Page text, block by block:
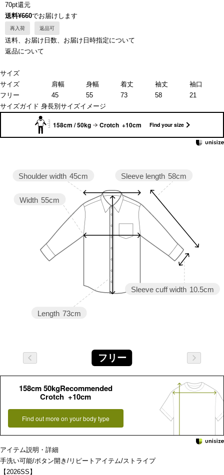
70pt還元
送料¥660でお届けします
再入荷 返品可
送料、お届け日数、お届け日時指定について
返品について
サイズ
サイズ
肩幅 身幅 着丈 袖丈
袖口
フリー
45 55 73 58
21
サイズガイド 身長別サイズイメージ
158cm / 50kg Crotch +10cm Find your size
Sleeve cuff width 10.5cm
Sleeve length 58cm
Length 73cm
Width 55cm
Shoulder width 45cm
フリー
158cm 50kgRecommended
Crotch +10cm
Find out more on your body type
アイテム説明・詳細
手洗い可能/ボタン開き/リピートアイテム/ストライプ
【2026SS】